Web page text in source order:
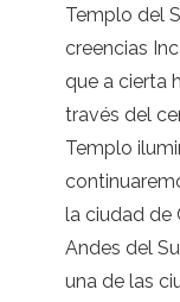
Templo del
creencias
que a cierta
través del
Templo
la ciudad de
Andes del
una de las